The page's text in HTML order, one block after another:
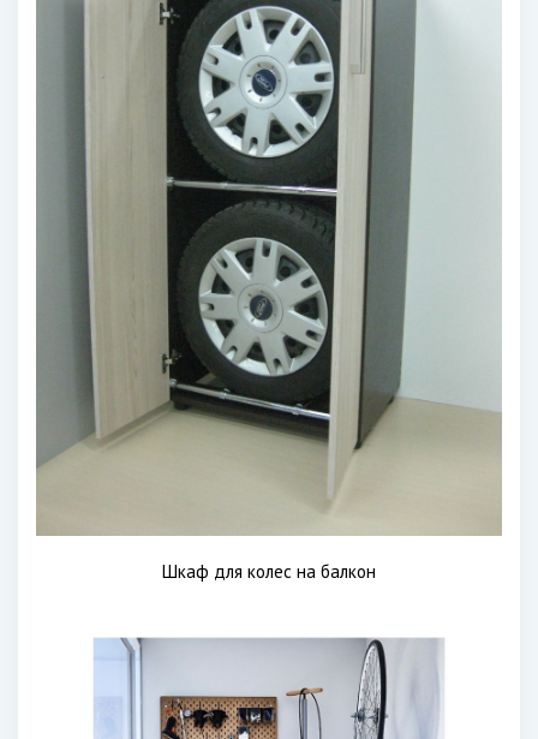
Шкаф для колес на балкон